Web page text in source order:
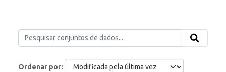
Ordenar por